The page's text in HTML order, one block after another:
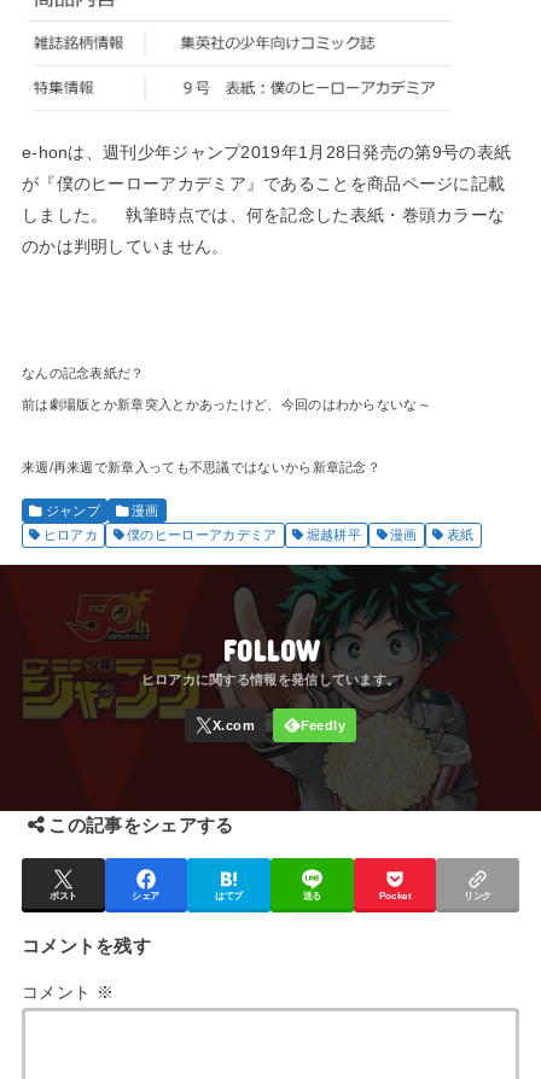
e-honは、週刊少年ジャンプ2019年1月28日発売の第9号の表紙
が『僕のヒーローアカデミア』であることを商品ページに記載
しました。 執筆時点では、何を記念した表紙・巻頭カラーな
のかは判明していません。
なんの記念表紙だ？
前は劇場版とか新章突入とかあったけど、今回のはわからないな～
来週/再来週で新章入っても不思議ではないから新章記念？
ジャンプ
漫画
ヒロアカ
僕のヒーローアカデミア 堀越耕平 漫画 表紙
FOLLOW
この記事をシェアする
ポスト シェア はてブ 送る Pocket リンク
コメントを残す
コメント ※